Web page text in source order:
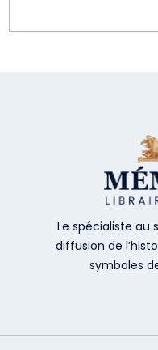
Le spécialiste au
diffusion de
symboles